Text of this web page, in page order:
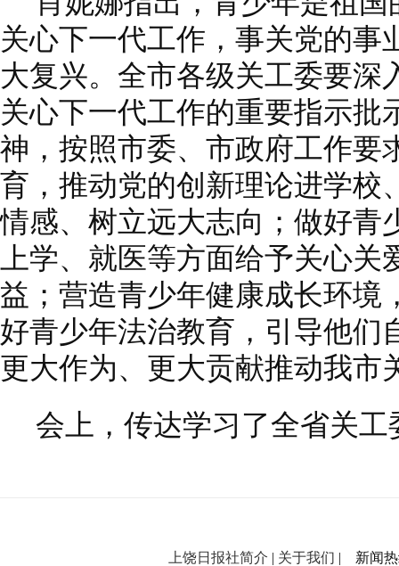
关心下一代工作，事关党的事
大复兴。全市各级关工委要深
关心下一代工作的重要指示批
神，按照市委、市政府工作要
育，推动党的创新理论进学校
情感、树立远大志向；做好青
上学、就医等方面给予关心
益；营造青少年健康成长环境
好青少年法治教育，引导他们
更大作为、更大贡献推动我市
会上，传达学习了全省关
上饶日报社简介 | 关于我们 | 新闻热